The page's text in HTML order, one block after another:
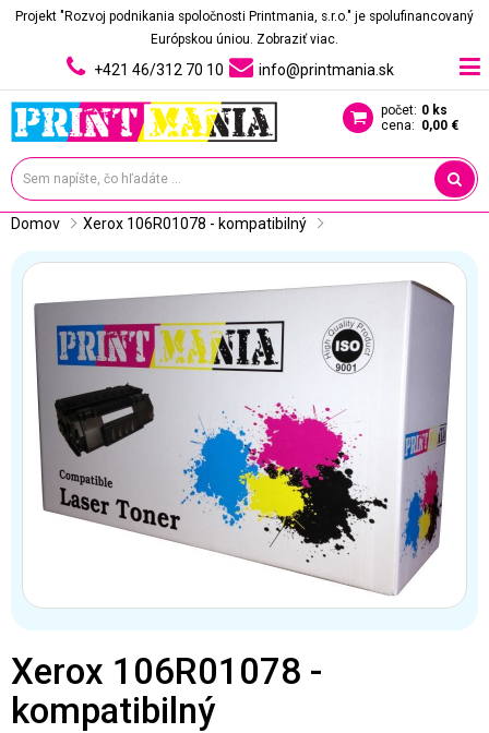
Projekt "Rozvoj podnikania spoločnosti Printmania, s.r.o." je spolufinancovaný
Európskou úniou. Zobraziť viac.
+421 46/312 70 10 info@printmania.sk
počet: 0 ks
cena: 0,00 €
Domov Xerox 106R01078 - kompatibilný
Xerox 106R01078 -
kompatibilný